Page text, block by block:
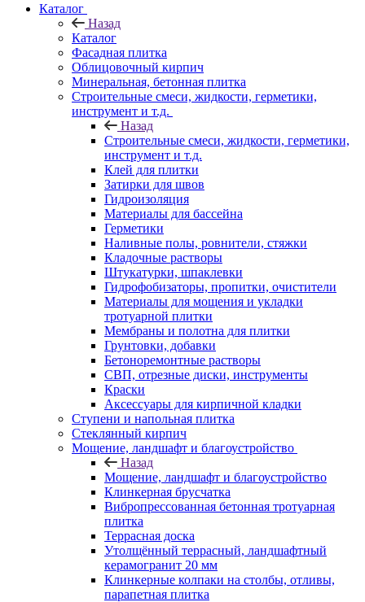
Каталог
Назад
Каталог
Фасадная плитка
Облицовочный кирпич
Минеральная, бетонная плитка
Строительные смеси, жидкости, герметики,
инструмент и т.д.
Назад
Строительные смеси, жидкости, герметики,
инструмент и т.д.
Клей для плитки
Затирки для швов
Гидроизоляция
Материалы для бассейна
Герметики
Наливные полы, ровнители, стяжки
Кладочные растворы
Штукатурки, шпаклевки
Гидрофобизаторы, пропитки, очистители
Материалы для мощения и укладки
тротуарной плитки
Мембраны и полотна для плитки
Грунтовки, добавки
Бетоноремонтные растворы
СВП, отрезные диски, инструменты
Краски
Аксессуары для кирпичной кладки
Ступени и напольная плитка
Cтеклянный кирпич
Мощение, ландшафт и благоустройство
Назад
Мощение, ландшафт и благоустройство
Клинкерная брусчатка
Вибропрессованная бетонная тротуарная
плитка
Террасная доска
Утолщённый террасный, ландшафтный
керамогранит 20 мм
Клинкерные колпаки на столбы, отливы,
парапетная плитка